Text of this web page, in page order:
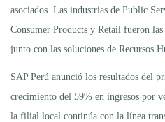
asociados. Las industrias de Public
Consumer Products y Retail fueron
junto con las soluciones de Recursos
SAP Perú anunció los resultados del
crecimiento del 59% en ingresos por
la filial local continúa con la línea